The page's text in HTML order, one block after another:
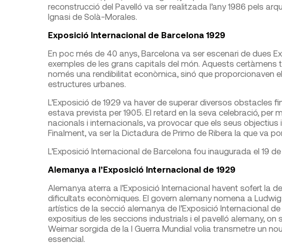
reconstrucció del Pavelló va ser realitzada l’any 1986 pels
Ignasi de Solà-Morales.
Exposició Internacional de Barcelona 1929
En poc més de 40 anys, Barcelona va ser escenari de dues
exemples de les grans capitals del món. Aquests certàmens
només una rendibilitat econòmica, sinó que proporcionaven
estructures urbanes.
L’Exposició de 1929 va haver de superar diversos obstacles
estava prevista per 1905. El retard en la seva celebració, per
nacionals i internacionals, va provocar que els seus objectius
Finalment, va ser la Dictadura de Primo de Ribera la que va
L’Exposició Internacional de Barcelona fou inaugurada el 19
Alemanya a l’Exposició Internacional de 1929
Alemanya aterra a l’Exposició Internacional havent sofert la
dificultats econòmiques. El govern alemany nomena a
artístics de la secció alemanya de l’Exposició Internacional
expositius de les seccions industrials i el pavelló alemany, on
Weimar sorgida de la I Guerra Mundial volia transmetre un
essencial.